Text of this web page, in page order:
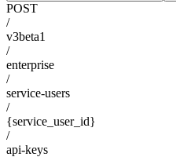
POST
/
v3beta1
/
enterprise
/
service-users
/
{service_user_id}
/
api-keys